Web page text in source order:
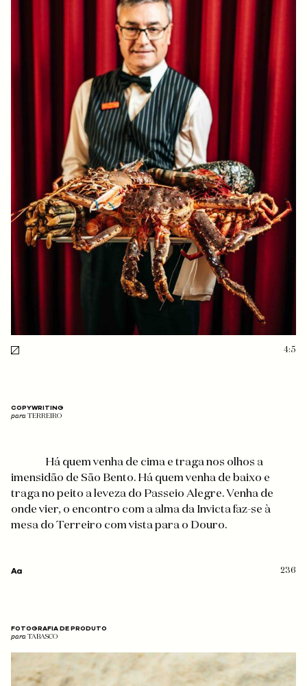
4:5
COPYWRITING
para TERREIRO
Há quem venha de cima e traga nos olhos a
imensidão de São Bento. Há quem venha de baixo e
traga no peito a leveza do Passeio Alegre. Venha de
onde vier, o encontro com a alma da Invicta faz-se à
mesa do Terreiro com vista para o Douro.
236
FOTOGRAFIA DE PRODUTO
para TABASCO